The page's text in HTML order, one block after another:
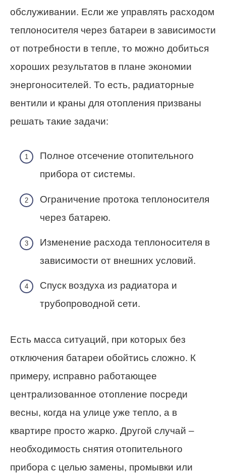
обслуживании. Если же управлять расходом
теплоносителя через батареи в зависимости
от потребности в тепле, то можно добиться
хороших результатов в плане экономии
энергоносителей. То есть, радиаторные
вентили и краны для отопления призваны
решать такие задачи:
Полное отсечение отопительного
прибора от системы.
Ограничение протока теплоносителя
через батарею.
Изменение расхода теплоносителя в
зависимости от внешних условий.
Спуск воздуха из радиатора и
трубопроводной сети.
Есть масса ситуаций, при которых без
отключения батареи обойтись сложно. К
примеру, исправно работающее
централизованное отопление посреди
весны, когда на улице уже тепло, а в
квартире просто жарко. Другой случай –
необходимость снятия отопительного
прибора с целью замены, промывки или